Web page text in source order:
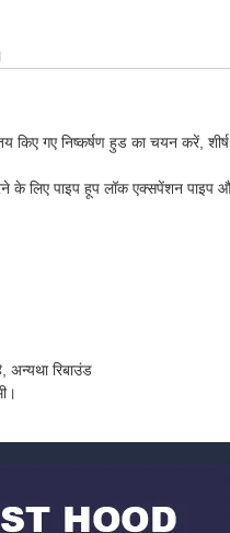
गए निष्कर्षण हुड का चयन करें,
के लिए पाइप हूप लॉक एक्सपेंशन पाइप
अन्यथा रिबाउंड